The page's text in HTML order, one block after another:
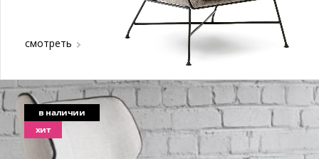
смотреть
в наличии
хит